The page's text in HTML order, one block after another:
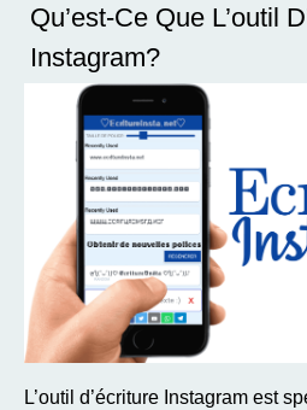
Qu’est-Ce Que L’outil
Instagram?
L’outil d’écriture Instagram est